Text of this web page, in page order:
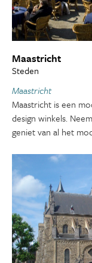
Maastricht
Steden
Maastricht
Maastricht is een
design winkels.
geniet van al het